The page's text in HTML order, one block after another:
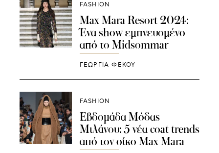
FASHION
Max Mara Resort 2024:
Ένα show εμπνευσμένο
από το Midsommar
ΓΕΩΡΓΙΑ ΦΕΚΟΥ
FASHION
Εβδομάδα Μόδας
Μιλάνου: 5 νέα coat trends
από τον οίκο Max Mara